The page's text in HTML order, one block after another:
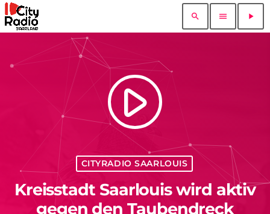
search menu play_arrow
play_arrow
CITYRADIO SAARLOUIS
Kreisstadt Saarlouis wird aktiv
gegen den Taubendreck